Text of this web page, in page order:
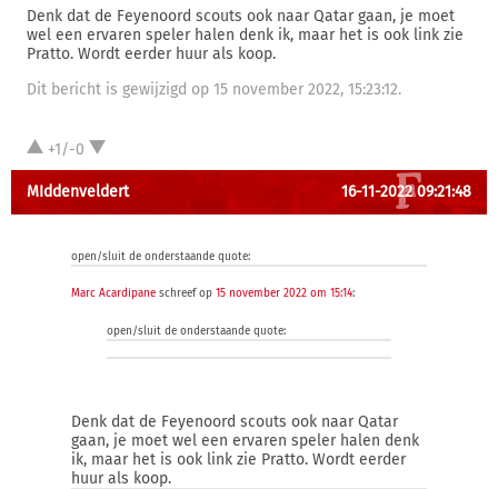
Denk dat de Feyenoord scouts ook naar Qatar gaan, je moet
wel een ervaren speler halen denk ik, maar het is ook link zie
Pratto. Wordt eerder huur als koop.
Dit bericht is gewijzigd op 15 november 2022, 15:23:12.
+1/-0
MIddenveldert 16-11-2022 09:21:48
open/sluit de onderstaande quote:
Marc Acardipane schreef op 15 november 2022 om 15:14:
open/sluit de onderstaande quote:
Denk dat de Feyenoord scouts ook naar Qatar
gaan, je moet wel een ervaren speler halen denk
ik, maar het is ook link zie Pratto. Wordt eerder
huur als koop.